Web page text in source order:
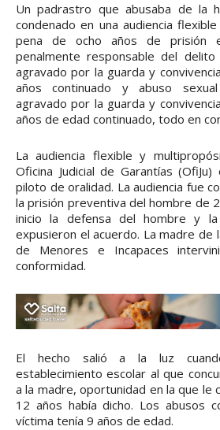
Un padrastro que abusaba de la
condenado en una audiencia
pena de ocho años de prisión
penalmente responsable del
agravado por la guarda y
años continuado y abuso
agravado por la guarda y
años de edad continuado, todo en
La audiencia flexible y
Oficina Judicial de Garantías
piloto de oralidad. La audiencia fue
la prisión preventiva del hombre de
inicio la defensa del hombre y la
expusieron el acuerdo. La madre de
de Menores e Incapaces
conformidad.
El hecho salió a la luz
establecimiento escolar al que
a la madre, oportunidad en la que le
12 años había dicho. Los abusos
víctima tenía 9 años de edad.